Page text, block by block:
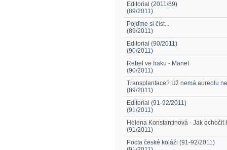
Editorial (2011/89)
(89/2011)
Pojďme si číst...
(89/2011)
Editorial (90/2011)
(90/2011)
Rebel ve fraku - Manet
(90/2011)
Transplantace? Už nemá aureolu
(89/2011)
Editorial (91-92/2011)
(91/2011)
Helena Konstantinová - Jak ochočit
(91/2011)
Pocta české koláži (91-92/2011)